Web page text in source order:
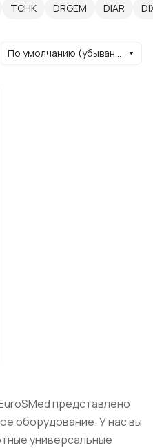
ТСНК DRGEM DiAR
По умолчанию (убывание)
представлено
оборудование. У нас вы
универсальные